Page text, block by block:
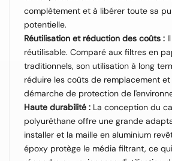
complètement et à libérer toute sa
potentielle.
Réutilisation et réduction des coûts :
réutilisable. Comparé aux filtres en
traditionnels, son utilisation à long
réduire les coûts de remplacement
démarche de protection de
Haute durabilité : La conception du
polyuréthane offre une grande
installer et la maille en aluminium
époxy protège le média filtrant, ce